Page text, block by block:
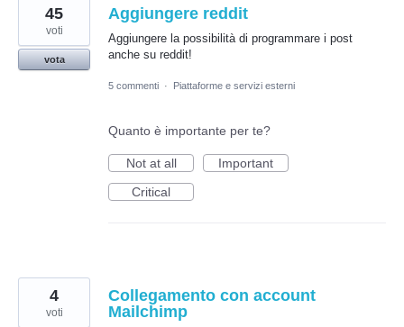
Aggiungere reddit
Aggiungere la possibilità di programmare i post
anche su reddit!
45
voti
vota
5 commenti · Piattaforme e servizi esterni
Quanto è importante per te?
Not at all
Important
Critical
Collegamento con account
Mailchimp
4
voti